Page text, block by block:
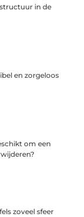
in de
en zorgeloos
om een
zoveel sfeer